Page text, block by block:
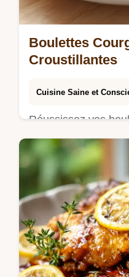
Boulettes
Croustillantes
Cuisine Saine et
Réussissez vos
boulettes de
et croustillantes.
incluse. Prêt en 40